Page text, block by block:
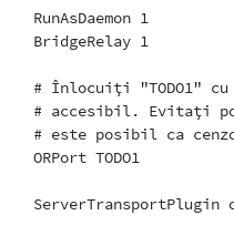
RunAsDaemon 1
BridgeRelay 1
# Înlocuiți "TODO1"
# accesibil. Evitați
# este posibil ca
ORPort TODO1